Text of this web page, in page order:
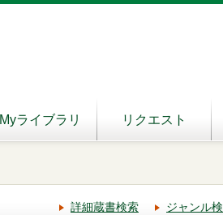
Myライブラリ リクエスト
詳細蔵書検索 ジャンル